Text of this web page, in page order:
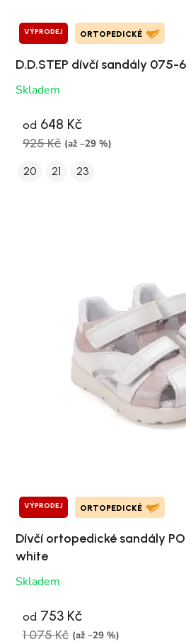
VÝPRODEJ ORTOPEDICKÉ
D.D.STEP dívčí sandály 075-
Skladem
od 648 Kč
925 Kč (až –29 %)
20 21 23
VÝPRODEJ ORTOPEDICKÉ
Dívčí ortopedické sandály
white
Skladem
od 753 Kč
1 075 Kč (až –29 %)